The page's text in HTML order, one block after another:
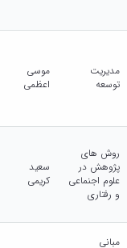
مدیریت
توسعه
موسی
اعظمی
روش های
پژوهش در
علوم اجنماعی
و رفتاری
سعید
کریمی
مبانی